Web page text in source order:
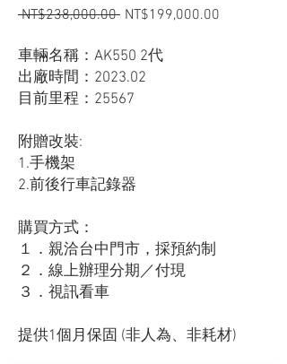
NT$238,000.00 Regular
NT$199,000.00
車輛名稱：AK550 2代
出廠時間：2023.02
目前里程：25567
附贈改裝:
1.手機架
2.前後行車記錄器
購買方式：
１．親洽台中門市，採預約制
２．線上辦理分期／付現
３．視訊看車
提供1個月保固 (非人為、非耗材)